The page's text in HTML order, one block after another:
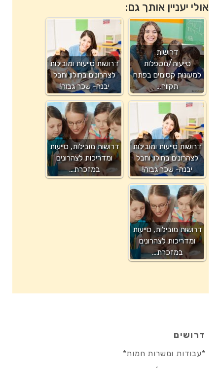
אולי יעניין אותך גם:
דרושות
סייעות/מטפלות
למעונות קסומים בפתח
תקווה…
דרושות סייעות ומובילות
לצהרונים בחולון וחבל
יבנה- שכר גבוה!
דרושות סייעות ומובילות
לצהרונים בחולון וחבל
יבנה- שכר גבוה!
דרושות מובילות, סייעות
ומדריכות לצהרונים
במזכרת…
דרושות מובילות, סייעות
ומדריכות לצהרונים
במזכרת…
דרושים
*עבודות ומשרות חמות*